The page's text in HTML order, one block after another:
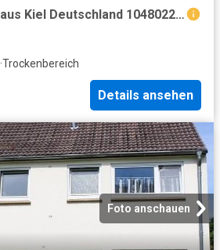
13 Schlafzimmer Haus Kiel Deutschland 104802271
·Trockenbereich
Details ansehen
Foto anschauen